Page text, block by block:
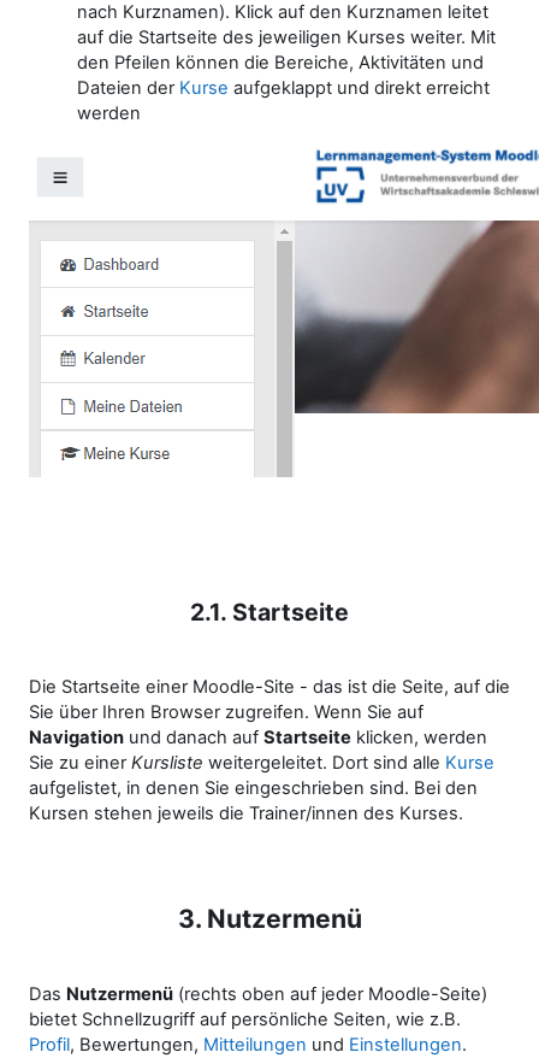
nach Kurznamen). Klick auf den Kurznamen leitet
auf die Startseite des jeweiligen Kurses weiter. Mit
den Pfeilen können die Bereiche, Aktivitäten und
Dateien der Kurse aufgeklappt und direkt erreicht
werden
2.1. Startseite
Die Startseite einer Moodle-Site - das ist die Seite, auf die
Sie über Ihren Browser zugreifen. Wenn Sie auf
Navigation und danach auf Startseite klicken, werden
Sie zu einerKursliste weitergeleitet. Dort sind alle Kurse
aufgelistet, in denen Sie eingeschrieben sind. Bei den
Kursen stehen jeweils die Trainer/innen des Kurses.
3. Nutzermenü
Das Nutzermenü (rechts oben auf jeder Moodle-Seite)
bietet Schnellzugriff auf persönliche Seiten, wie z.B.
Profil, Bewertungen, Mitteilungen und Einstellungen.